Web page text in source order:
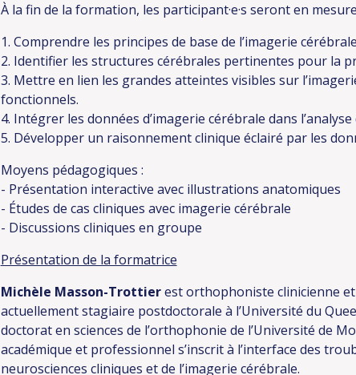
À la fin de la formation, les participant·e·s seront en
1. Comprendre les principes de base de l’imagerie
2. Identifier les structures cérébrales pertinentes pour la
3. Mettre en lien les grandes atteintes visibles sur
fonctionnels.
4. Intégrer les données d’imagerie cérébrale dans l’analyse
5. Développer un raisonnement clinique éclairé par les
Moyens pédagogiques :
- Présentation interactive avec illustrations anatomiques
- Études de cas cliniques avec imagerie cérébrale
- Discussions cliniques en groupe
Présentation de la formatrice
Michèle Masson-Trottierest orthophoniste clinicienne et
actuellement stagiaire postdoctorale à l’Université du
doctorat en sciences de l’orthophonie de l’Université de
académique et professionnel s’inscrit à l’interface des
neurosciences cliniques et de l’imagerie cérébrale.